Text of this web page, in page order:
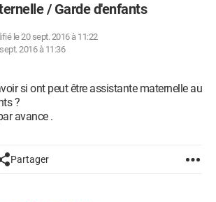
/ Garde d'enfants
le 20 sept. 2016 à 11:22
2016 à 11:36
si ont peut être assistante maternelle au
?
avance .
Partager